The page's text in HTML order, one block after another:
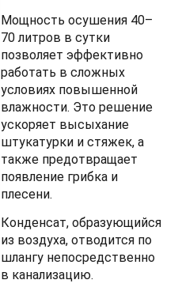
Мощность осушения 40–
70 литров в сутки
позволяет эффективно
работать в сложных
условиях повышенной
влажности. Это решение
ускоряет высыхание
штукатурки и стяжек, а
также предотвращает
появление грибка и
плесени.
Конденсат, образующийся
из воздуха, отводится по
шлангу непосредственно
в канализацию.